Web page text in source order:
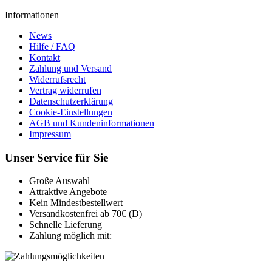
Informationen
News
Hilfe / FAQ
Kontakt
Zahlung und Versand
Widerrufsrecht
Vertrag widerrufen
Datenschutzerklärung
Cookie-Einstellungen
AGB und Kundeninformationen
Impressum
Unser Service für Sie
Große Auswahl
Attraktive Angebote
Kein Mindestbestellwert
Versandkostenfrei ab 70€ (D)
Schnelle Lieferung
Zahlung möglich mit: